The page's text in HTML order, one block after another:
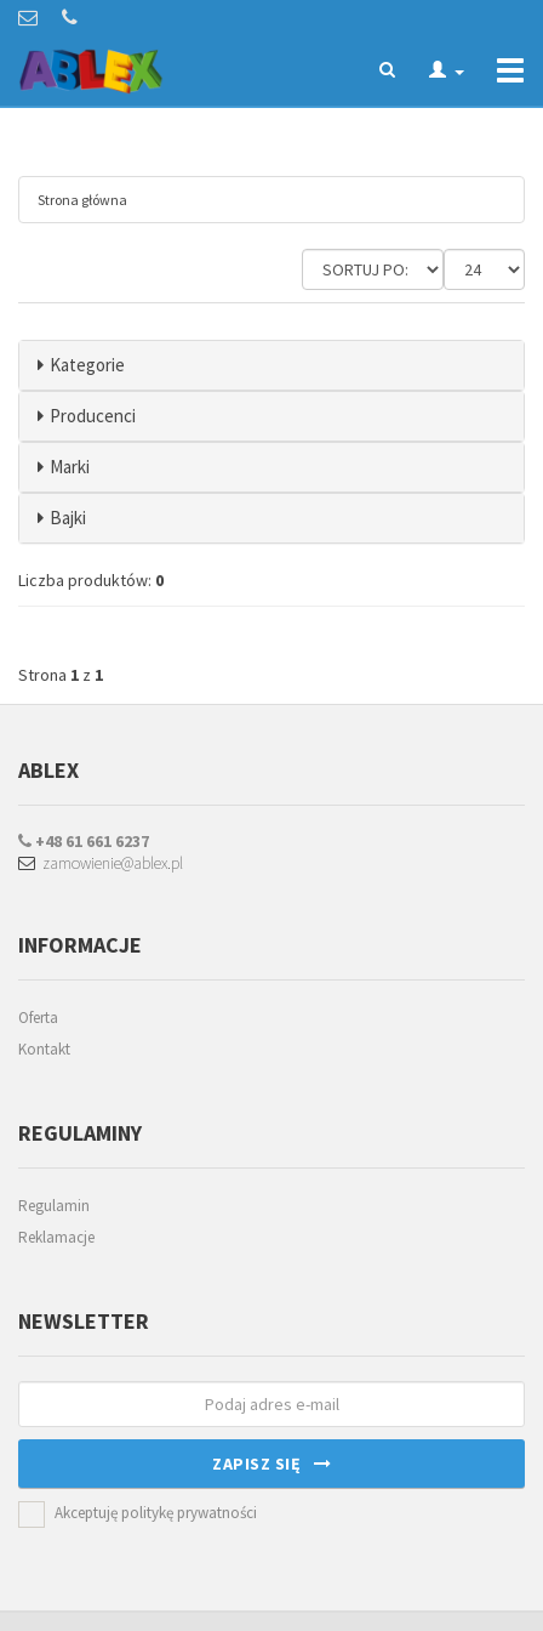
Strona główna
Kategorie
Producenci
Marki
Bajki
Liczba produktów: 0
Strona 1 z 1
ABLEX
+48 61 661 6237
zamowienie@ablex.pl
INFORMACJE
Oferta
Kontakt
REGULAMINY
Regulamin
Reklamacje
NEWSLETTER
ZAPISZ SIĘ
Akceptuję politykę prywatności